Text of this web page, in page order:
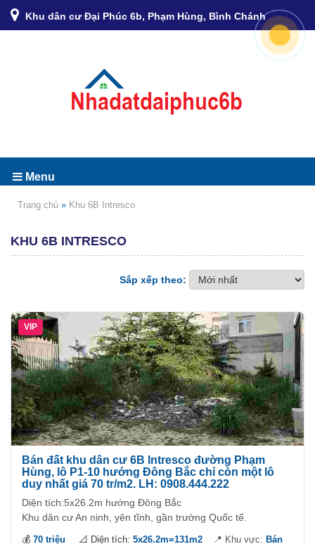
Khu dân cư Đại Phúc 6b, Phạm Hùng, Bình Chánh
Menu
Trang chủ » Khu 6B Intresco
KHU 6B INTRESCO
Sắp xếp theo:
VIP
Bán đất khu dân cư 6B Intresco đường Phạm
Hùng, lô P1-10 hướng Đông Bắc chỉ còn một lô
duy nhất giá 70 tr/m2. LH: 0908.444.222
Diện tích:5x26.2m hướng Đông Bắc
Khu dân cư An ninh, yên tĩnh, gần trường Quốc tế.
💰 70 triệu 📐 Diện tích: 5x26.2m=131m2 📍 Khu vực: Bán